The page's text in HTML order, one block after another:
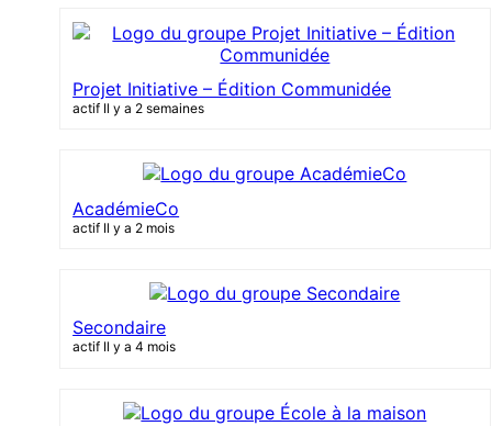
Projet Initiative – Édition Communidée
actif Il y a 2 semaines
AcadémieCo
actif Il y a 2 mois
Secondaire
actif Il y a 4 mois